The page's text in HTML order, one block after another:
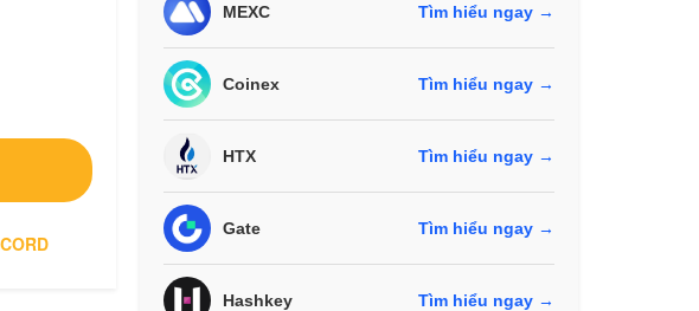
MEXC Tìm hiểu ngay →
Coinex Tìm hiểu ngay →
HTX Tìm hiểu ngay →
Gate Tìm hiểu ngay →
Hashkey Tìm hiểu ngay →